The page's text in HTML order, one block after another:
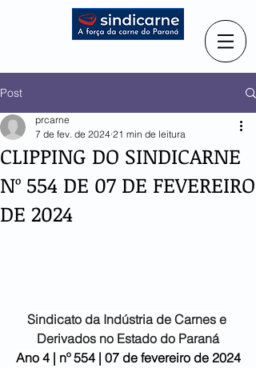
Post
CLIPPING DO SINDICARNE
Nº 554 DE 07 DE FEVEREIRO
DE 2024
prcarne
7 de fev. de 2024 21 min de leitura
Sindicato da Indústria de Carnes e
Derivados no Estado do Paraná
Ano 4 | nº 554 | 07 de fevereiro de 2024